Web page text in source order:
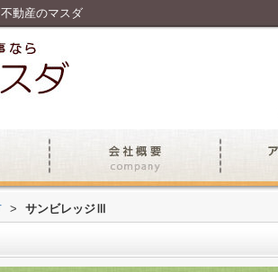
動産のマスダ
> サンビレッジⅢ